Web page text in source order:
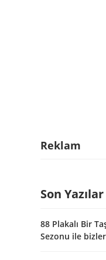
Reklam
Son Yazılar
88 Plakalı Bir
Sezonu ile